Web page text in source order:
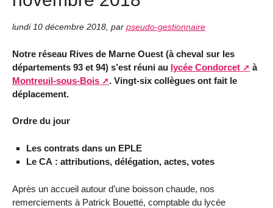
lundi 10 décembre 2018 par pseudo-gestionnaire
Notre réseau Rives de Marne Ouest (à cheval sur les
départements 93 et 94) s’est réuni au lycée Condorcet
à
Montreuil-sous-Bois
. Vingt-six collègues ont fait le
déplacement.
Ordre du jour
Les contrats dans un EPLE
Le CA : attributions, délégation, actes, votes
Après un accueil autour d’une boisson chaude, nos
remerciements à Patrick Bouetté, comptable du lycée